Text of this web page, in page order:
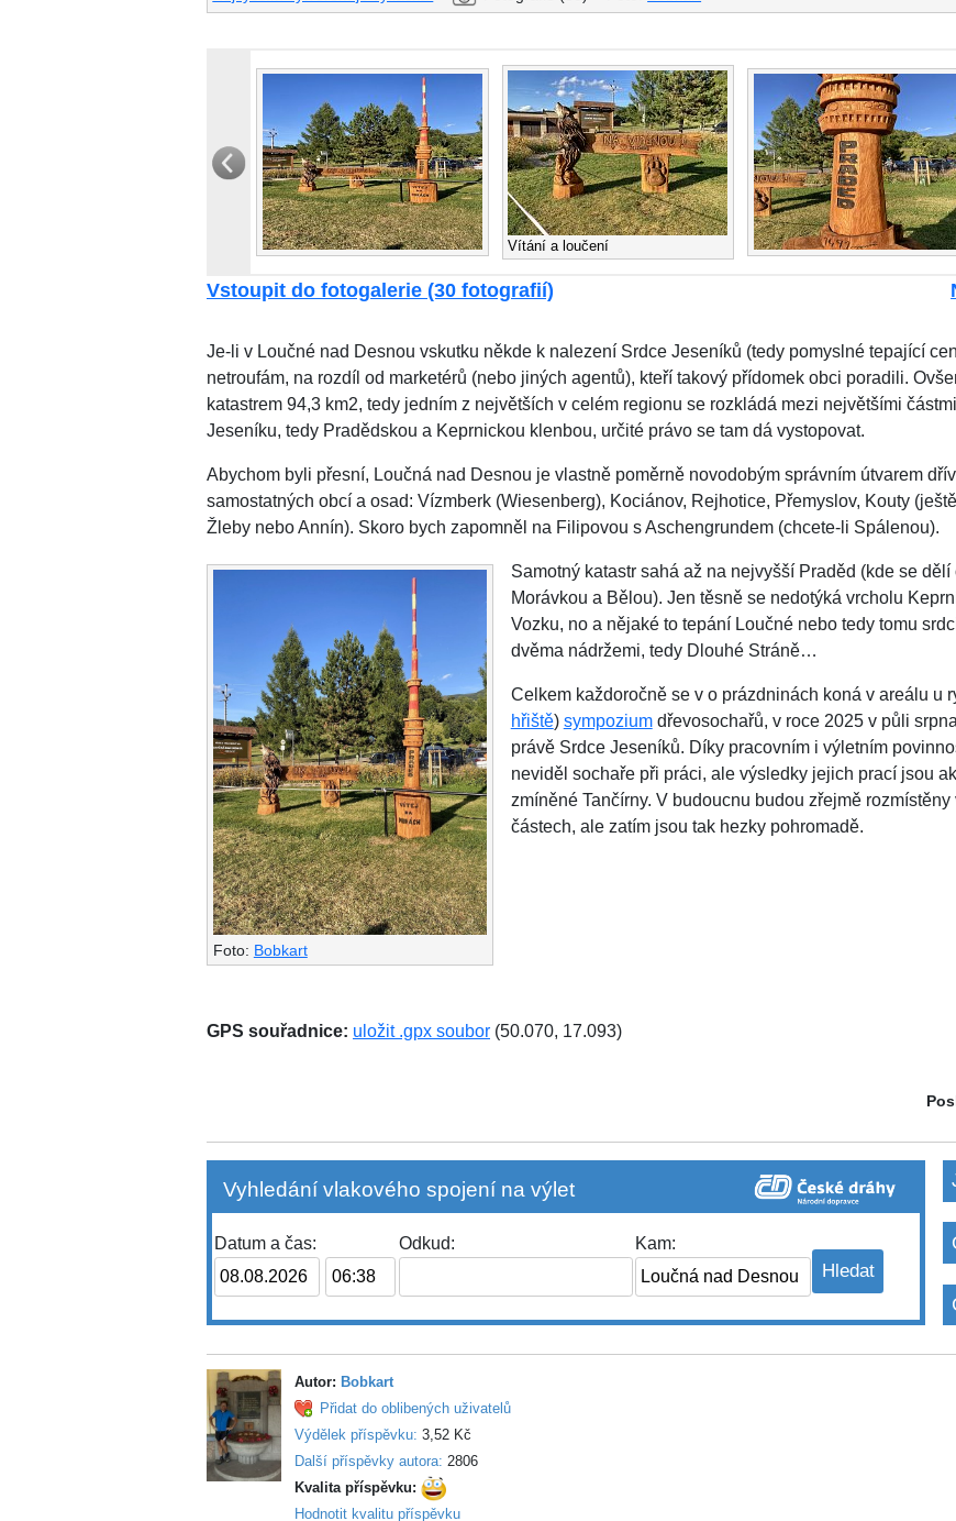
Vítání a loučení
Vstoupit do fotogalerie (30 fotografií)
Je-li v Loučné nad Desnou vskutku někde k nalezení Srdce Jeseníků (tedy pomyslné tepající
netroufám, na rozdíl od marketérů (nebo jiných agentů), kteří takový přídomek obci poradili.
katastrem 94,3 km2, tedy jedním z největších v celém regionu se rozkládá mezi největšími
Jeseníku, tedy Pradědskou a Keprnickou klenbou, určité právo se tam dá vystopovat.
Abychom byli přesní, Loučná nad Desnou je vlastně poměrně novodobým správním útvarem
samostatných obcí a osad: Vízmberk (Wiesenberg), Kociánov, Rejhotice, Přemyslov, Kouty
Žleby nebo Annín). Skoro bych zapomněl na Filipovou s Aschengrundem (chcete-li Spálenou).
Foto: Bobkart
Samotný katastr sahá až na nejvyšší Praděd (kde se
Morávkou a Bělou). Jen těsně se nedotýká vrcholu
Vozku, no a nějaké to tepání Loučné nebo tedy tomu
dvěma nádržemi, tedy Dlouhé Stráně…
Celkem každoročně se v o prázdninách koná v areálu u
hřiště) sympoziumdřevosochařů, v roce 2025 v půli
právě Srdce Jeseníků. Díky pracovním i výletním
neviděl sochaře při práci, ale výsledky jejich prací jsou
zmíněné Tančírny. V budoucnu budou zřejmě
částech, ale zatím jsou tak hezky pohromadě.
GPS souřadnice: uložit .gpx soubor (50.070, 17.093)
Vyhledání vlakového spojení na výlet
Datum a čas: Odkud: Kam:
Autor: Bobkart
Přidat do oblibených uživatelů
Výdělek příspěvku: 3,52 Kč
Další příspěvky autora: 2806
Kvalita příspěvku:
Hodnotit kvalitu příspěvku